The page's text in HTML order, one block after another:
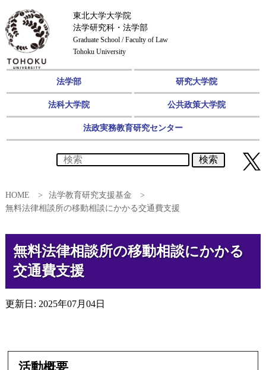
東北大学大学院
法学研究科・法学部
Graduate School / Faculty of Law
Tohoku University
法学部 研究大学院
法科大学院 公共政策大学院
法政実務教育研究センター
検索
HOME
法学教育研究支援基金
無料法律相談所の移動相談にかかる交通費支援
無料法律相談所の移動相談にかかる
交通費支援
更新日: 2025年07月04日
活動概要